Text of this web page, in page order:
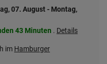
07. August- Montag,
43 Minuten . Details
im Hamburger